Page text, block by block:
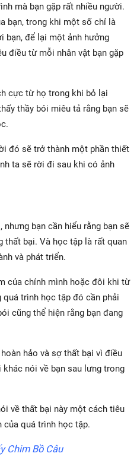
mà bạn gặp rất nhiều người.
bạn, trong khi một số chỉ là
bạn, để lại một ảnh hưởng
điều từ mỗi nhân vật bạn gặp
cực từ họ trong khi bỏ lại
thầy bói miêu tả rằng bạn sẽ
đó sẽ trở thành một phần thiết
ta sẽ rời đi sau khi có ảnh
bạn cần hiểu rằng bạn sẽ
thất bại. Và học tập là rất quan
và phát triển.
của chính mình hoặc đôi khi từ
trình học tập đó cần phải
cũng thể hiện rằng bạn đang
hảo và sợ thất bại vì điều
nói về bạn sau lưng trong
về thất bại này một cách tiêu
quá trình học tập.
Chim Bồ Câu